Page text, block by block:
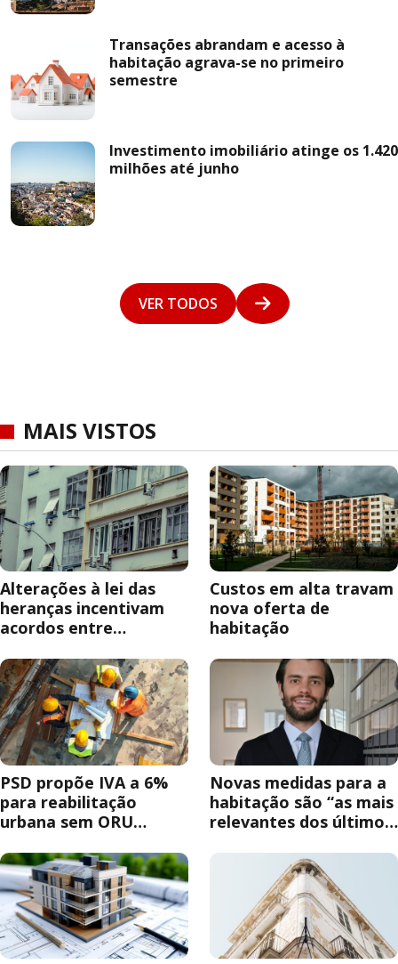
Transações abrandam e acesso à
habitação agrava-se no primeiro
semestre
Investimento imobiliário atinge os 1.420
milhões até junho
VER TODOS
MAIS VISTOS
Alterações à lei das
heranças incentivam
acordos entre
Custos em alta travam
nova oferta de
habitação
PSD propõe IVA a 6%
para reabilitação
urbana sem ORU
Novas medidas para a
habitação são “as mais
relevantes dos últimos